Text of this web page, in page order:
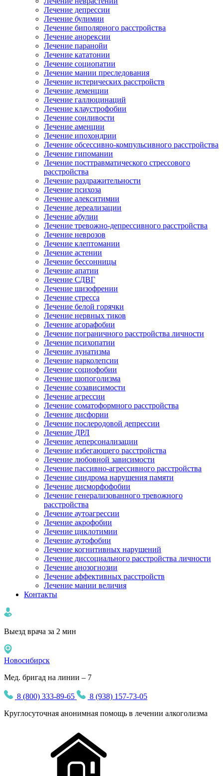
Лечение депрессии
Лечение булимии
Лечение биполярного расстройства
Лечение анорексии
Лечение паранойи
Лечение кататонии
Лечение социопатии
Лечение мании преследования
Лечение истерических расстройств
Лечение деменции
Лечение галлюцинаций
Лечение клаустрофобии
Лечение сонливости
Лечение аменции
Лечение ипохондрии
Лечение обсессивно-компульсивного расстройства
Лечение гипомании
Лечение посттравматического стрессового
расстройства
Лечение раздражительности
Лечение психоза
Лечение алекситимии
Лечение дереализации
Лечение абулии
Лечение тревожно-депрессивного расстройства
Лечение неврозов
Лечение клептомании
Лечение астении
Лечение бессонницы
Лечение апатии
Лечение СДВГ
Лечение шизофрении
Лечение стресса
Лечение белой горячки
Лечение нервных тиков
Лечение агорафобии
Лечение пограничного расстройства личности
Лечение психопатии
Лечение лунатизма
Лечение нарколепсии
Лечение социофобии
Лечение шопоголизма
Лечение созависимости
Лечение агрессии
Лечение соматоформного расстройства
Лечение дисфории
Лечение послеродовой депрессии
Лечение ДРЛ
Лечение деперсонализации
Лечение избегающего расстройства
Лечение любовной зависимости
Лечение пассивно-агрессивного расстройства
Лечение синдрома нарушения памяти
Лечение дисморфофобии
Лечение генерализованного тревожного
расстройства
Лечение аутоагрессии
Лечение акрофобии
Лечение циклотимии
Лечение аутофобии
Лечение когнитивных нарушений
Лечение диссоциального расстройства личности
Лечение анозогнозии
Лечение аффективных расстройств
Лечение мании величия
Контакты
Выезд врача за 2 мин
Новосибирск
Мед. бригад на линии – 7
8 (800) 333-89-65
8 (938) 157-73-05
Круглосуточная анонимная помощь в лечении алкоголизма